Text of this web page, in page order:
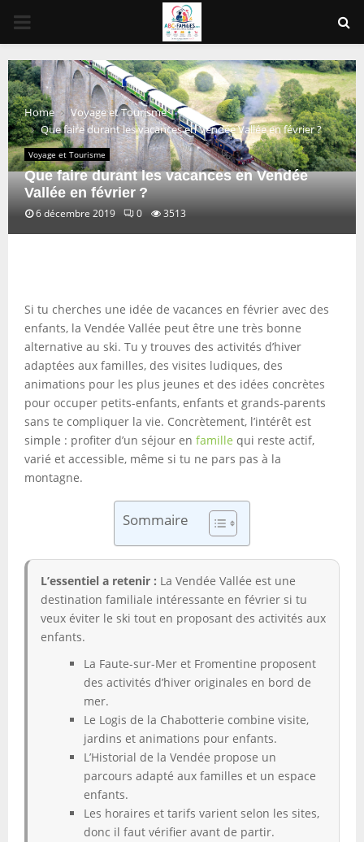
PRIMARY
MENU
Home
Voyage et Tourisme
Que faire durant les vacances en Vendée Vallée en février ?
Voyage et Tourisme
Que faire durant les vacances en Vendée
Vallée en février ?
6 décembre 2019 0 3513
Si tu cherches une idée de vacances en février avec des
enfants, la Vendée Vallée peut être une très bonne
alternative au ski. Tu y trouves des activités d’hiver
adaptées aux familles, des visites ludiques, des
animations pour les plus jeunes et des idées concrètes
pour occuper petits-enfants, enfants et grands-parents
sans te compliquer la vie. Concrètement, l’intérêt est
simple : profiter d’un séjour en famille qui reste actif,
varié et accessible, même si tu ne pars pas à la
montagne.
Sommaire
L’essentiel a retenir : La Vendée Vallée est une
destination familiale intéressante en février si tu
veux éviter le ski tout en proposant des activités aux
enfants.
La Faute-sur-Mer et Fromentine proposent
des activités d’hiver originales en bord de
mer.
Le Logis de la Chabotterie combine visite,
jardins et animations pour enfants.
L’Historial de la Vendée propose un
parcours adapté aux familles et un espace
enfants.
Les horaires et tarifs varient selon les sites,
donc il faut vérifier avant de partir.